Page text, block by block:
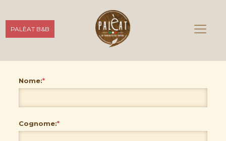
PALÈAT B&B
Nome:*
Cognome:*